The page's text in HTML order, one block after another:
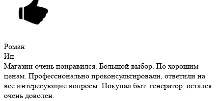
Роман
Ип
Магазин очень понравился. Большой выбор. По хорошим
ценам. Профессионально проконсультировали, ответили на
все интересующие вопросы. Покупал быт. генератор, остался
очень доволен.